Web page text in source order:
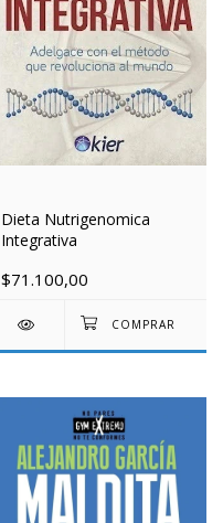
Dieta Nutrigenomica
Integrativa
$71.100,00